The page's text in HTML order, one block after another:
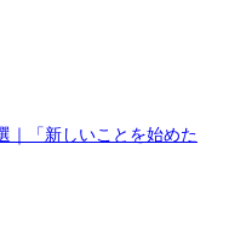
｜「新しいことを始めた